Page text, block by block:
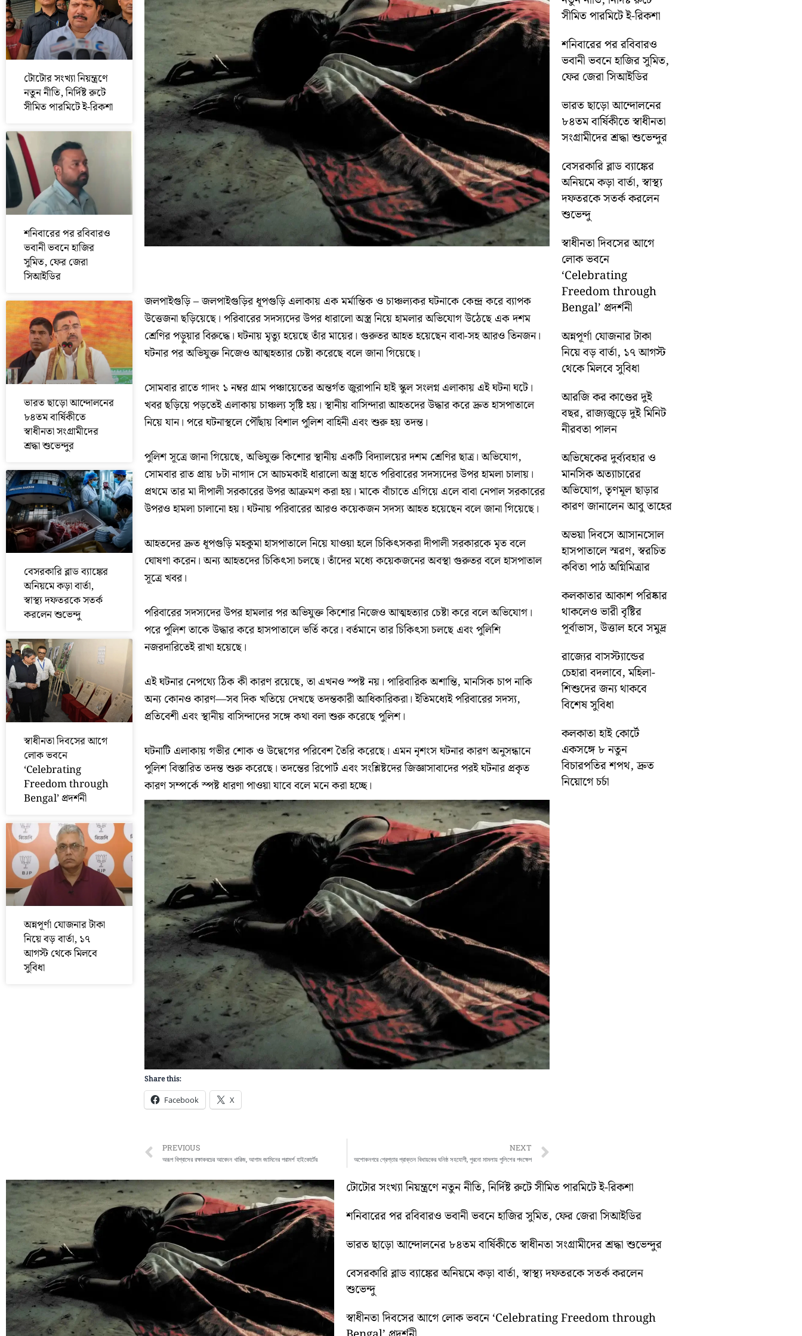
টোটোর সংখ্যা নিয়ন্ত্রণে
নতুন নীতি, নির্দিষ্ট রুটে
সীমিত পারমিটে ই-রিকশা
শনিবারের পর রবিবারও
ভবানী ভবনে হাজির
সুমিত, ফের জেরা
সিআইডির
ভারত ছাড়ো আন্দোলনের
৮৪তম বার্ষিকীতে
স্বাধীনতা সংগ্রামীদের
শ্রদ্ধা শুভেন্দুর
বেসরকারি ব্লাড ব্যাঙ্কের
অনিয়মে কড়া বার্তা,
স্বাস্থ্য দফতরকে সতর্ক
করলেন শুভেন্দু
স্বাধীনতা দিবসের আগে
লোক ভবনে
‘Celebrating
Freedom through
Bengal’ প্রদর্শনী
অন্নপূর্ণা যোজনার টাকা
নিয়ে বড় বার্তা, ১৭
আগস্ট থেকে মিলবে
সুবিধা
জলপাইগুড়ি – জলপাইগুড়ির ধূপগুড়ি এলাকায় এক মর্মান্তিক ও চাঞ্চল্যকর ঘটনাকে কেন্দ্র করে ব্যাপক
উত্তেজনা ছড়িয়েছে। পরিবারের সদস্যদের উপর ধারালো অস্ত্র নিয়ে হামলার অভিযোগ উঠেছে এক দশম
শ্রেণির পড়ুয়ার বিরুদ্ধে। ঘটনায় মৃত্যু হয়েছে তাঁর মায়ের। গুরুতর আহত হয়েছেন বাবা-সহ আরও তিনজন।
ঘটনার পর অভিযুক্ত নিজেও আত্মহত্যার চেষ্টা করেছে বলে জানা গিয়েছে।
সোমবার রাতে গাদং ১ নম্বর গ্রাম পঞ্চায়েতের অন্তর্গত জুরাপানি হাই স্কুল সংলগ্ন এলাকায় এই ঘটনা ঘটে।
খবর ছড়িয়ে পড়তেই এলাকায় চাঞ্চল্য সৃষ্টি হয়। স্থানীয় বাসিন্দারা আহতদের উদ্ধার করে দ্রুত হাসপাতালে
নিয়ে যান। পরে ঘটনাস্থলে পৌঁছায় বিশাল পুলিশ বাহিনী এবং শুরু হয় তদন্ত।
পুলিশ সূত্রে জানা গিয়েছে, অভিযুক্ত কিশোর স্থানীয় একটি বিদ্যালয়ের দশম শ্রেণির ছাত্র। অভিযোগ,
সোমবার রাত প্রায় ৮টা নাগাদ সে আচমকাই ধারালো অস্ত্র হাতে পরিবারের সদস্যদের উপর হামলা চালায়।
প্রথমে তার মা দীপালী সরকারের উপর আক্রমণ করা হয়। মাকে বাঁচাতে এগিয়ে এলে বাবা নেপাল সরকারের
উপরও হামলা চালানো হয়। ঘটনায় পরিবারের আরও কয়েকজন সদস্য আহত হয়েছেন বলে জানা গিয়েছে।
আহতদের দ্রুত ধূপগুড়ি মহকুমা হাসপাতালে নিয়ে যাওয়া হলে চিকিৎসকরা দীপালী সরকারকে মৃত বলে
ঘোষণা করেন। অন্য আহতদের চিকিৎসা চলছে। তাঁদের মধ্যে কয়েকজনের অবস্থা গুরুতর বলে হাসপাতাল
সূত্রে খবর।
পরিবারের সদস্যদের উপর হামলার পর অভিযুক্ত কিশোর নিজেও আত্মহত্যার চেষ্টা করে বলে অভিযোগ।
পরে পুলিশ তাকে উদ্ধার করে হাসপাতালে ভর্তি করে। বর্তমানে তার চিকিৎসা চলছে এবং পুলিশি
নজরদারিতেই রাখা হয়েছে।
এই ঘটনার নেপথ্যে ঠিক কী কারণ রয়েছে, তা এখনও স্পষ্ট নয়। পারিবারিক অশান্তি, মানসিক চাপ নাকি
অন্য কোনও কারণ—সব দিক খতিয়ে দেখছে তদন্তকারী আধিকারিকরা। ইতিমধ্যেই পরিবারের সদস্য,
প্রতিবেশী এবং স্থানীয় বাসিন্দাদের সঙ্গে কথা বলা শুরু করেছে পুলিশ।
ঘটনাটি এলাকায় গভীর শোক ও উদ্বেগের পরিবেশ তৈরি করেছে। এমন নৃশংস ঘটনার কারণ অনুসন্ধানে
পুলিশ বিস্তারিত তদন্ত শুরু করেছে। তদন্তের রিপোর্ট এবং সংশ্লিষ্টদের জিজ্ঞাসাবাদের পরই ঘটনার প্রকৃত
কারণ সম্পর্কে স্পষ্ট ধারণা পাওয়া যাবে বলে মনে করা হচ্ছে।
Share this:
Facebook X
Prev
PREVIOUS
অরূপ বিশ্বাসের রক্ষাকবচের আবেদন খারিজ, আগাম জামিনের পরামর্শ হাইকোর্টের
NEXT
অশোকনগরে গ্রেপ্তার প্রাক্তন বিধায়কের ঘনিষ্ঠ সহযোগী, পুরনো মামলায় পুলিশের পদক্ষেপ
সীমিত পারমিটে ই-রিকশা
শনিবারের পর রবিবারও
ভবানী ভবনে হাজির সুমিত,
ফের জেরা সিআইডির
ভারত ছাড়ো আন্দোলনের
৮৪তম বার্ষিকীতে স্বাধীনতা
সংগ্রামীদের শ্রদ্ধা শুভেন্দুর
বেসরকারি ব্লাড ব্যাঙ্কের
অনিয়মে কড়া বার্তা, স্বাস্থ্য
দফতরকে সতর্ক করলেন
শুভেন্দু
স্বাধীনতা দিবসের আগে
লোক ভবনে
‘Celebrating
Freedom through
Bengal’ প্রদর্শনী
অন্নপূর্ণা যোজনার টাকা
নিয়ে বড় বার্তা, ১৭ আগস্ট
থেকে মিলবে সুবিধা
আরজি কর কাণ্ডের দুই
বছর, রাজ্যজুড়ে দুই মিনিট
নীরবতা পালন
অভিষেকের দুর্ব্যবহার ও
মানসিক অত্যাচারের
অভিযোগ, তৃণমূল ছাড়ার
কারণ জানালেন আবু তাহের
অভয়া দিবসে আসানসোল
হাসপাতালে স্মরণ, স্বরচিত
কবিতা পাঠ অগ্নিমিত্রার
কলকাতার আকাশ পরিষ্কার
থাকলেও ভারী বৃষ্টির
পূর্বাভাস, উত্তাল হবে সমুদ্র
রাজ্যের বাসস্ট্যান্ডের
চেহারা বদলাবে, মহিলা-
শিশুদের জন্য থাকবে
বিশেষ সুবিধা
কলকাতা হাই কোর্টে
একসঙ্গে ৮ নতুন
বিচারপতির শপথ, দ্রুত
নিয়োগে চর্চা
টোটোর সংখ্যা নিয়ন্ত্রণে নতুন নীতি, নির্দিষ্ট রুটে সীমিত পারমিটে ই-রিকশা
শনিবারের পর রবিবারও ভবানী ভবনে হাজির সুমিত, ফের জেরা সিআইডির
ভারত ছাড়ো আন্দোলনের ৮৪তম বার্ষিকীতে স্বাধীনতা সংগ্রামীদের শ্রদ্ধা শুভেন্দুর
বেসরকারি ব্লাড ব্যাঙ্কের অনিয়মে কড়া বার্তা, স্বাস্থ্য দফতরকে সতর্ক করলেন
শুভেন্দু
স্বাধীনতা দিবসের আগে লোক ভবনে ‘Celebrating Freedom through